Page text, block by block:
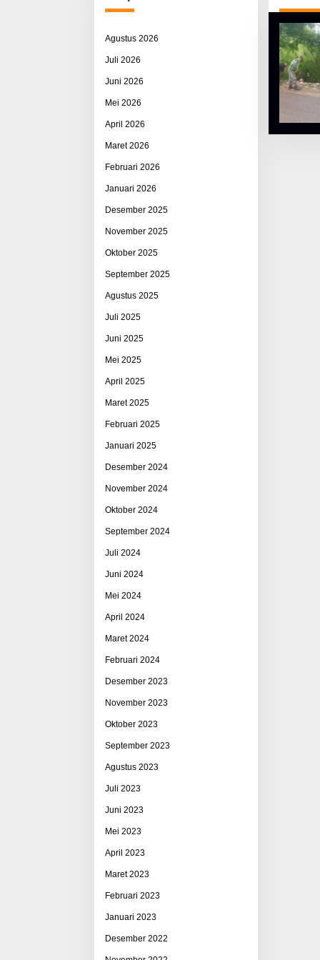
Agustus 2026
Juli 2026
Juni 2026
Mei 2026
April 2026
Maret 2026
Februari 2026
Januari 2026
Desember 2025
November 2025
Oktober 2025
September 2025
Agustus 2025
Juli 2025
Juni 2025
Mei 2025
April 2025
Maret 2025
Februari 2025
Januari 2025
Desember 2024
November 2024
Oktober 2024
September 2024
Juli 2024
Juni 2024
Mei 2024
April 2024
Maret 2024
Februari 2024
Desember 2023
November 2023
Oktober 2023
September 2023
Agustus 2023
Juli 2023
Juni 2023
Mei 2023
April 2023
Maret 2023
Februari 2023
Januari 2023
Desember 2022